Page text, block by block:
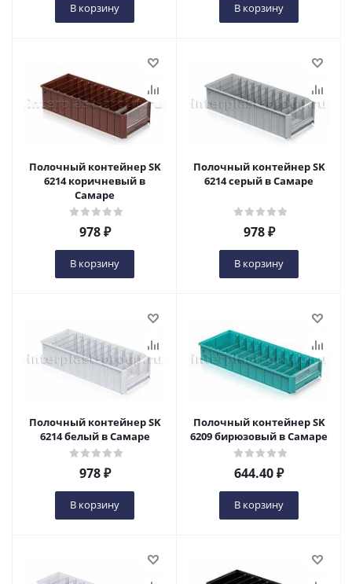
В корзину В корзину
Полочный контейнер SK
6214 коричневый в
Самаре
978₽
В корзину
Полочный контейнер SK
6214 серый в Самаре
978₽
В корзину
Полочный контейнер SK
6214 белый в Самаре
978₽
В корзину
Полочный контейнер SK
6209 бирюзовый в Самаре
644.40₽
В корзину